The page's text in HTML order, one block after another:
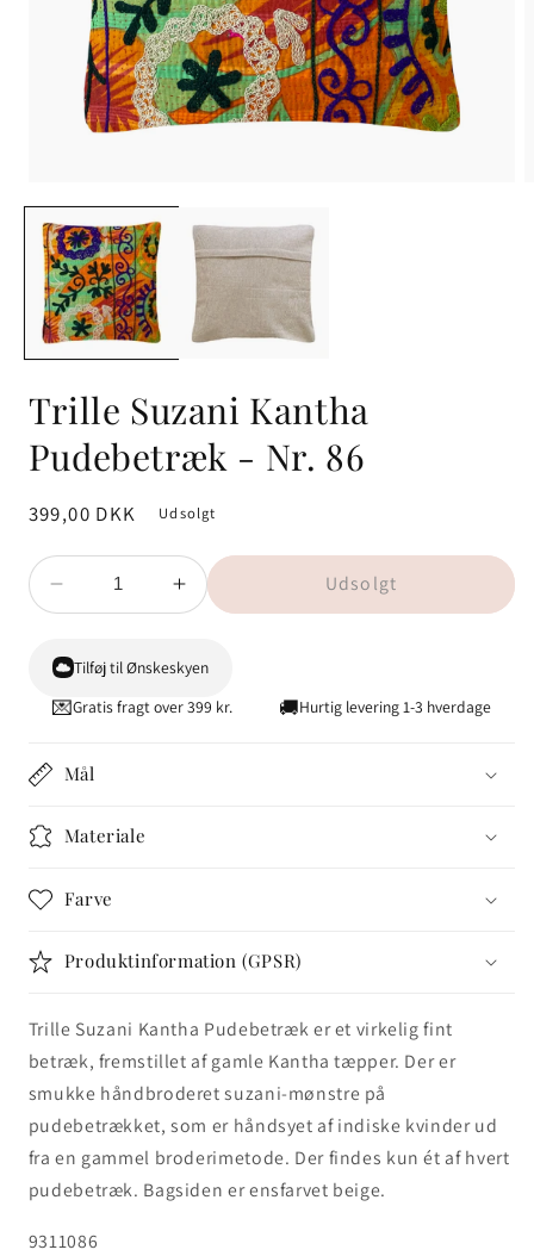
Trille Suzani Kantha
Pudebetræk - Nr. 86
Normalpris
399,00 DKK Udsolgt
Reducer
antallet
Trille
Suzani
86
Øg
antallet
Trille
Suzani
Udsolgt
Tilføj til Ønskeskyen
💌Gratis fragt over 399 kr. 🚚Hurtig levering 1-3 hverdage
Mål
Materiale
Farve
Produktinformation (GPSR)
Trille Suzani Kantha Pudebetræk er et virkelig fint
betræk, fremstillet af gamle Kantha tæpper. Der er
smukke håndbroderet suzani-mønstre på
pudebetrækket, som er håndsyet af indiske kvinder ud
fra en gammel broderimetode. Der findes kun ét af hvert
pudebetræk. Bagsiden er ensfarvet beige.
SKU:
9311086